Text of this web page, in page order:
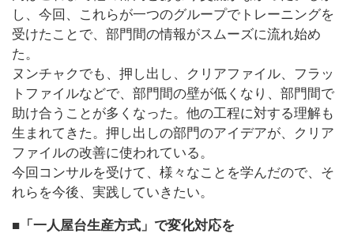
し、今回、これらが一つのグループでトレーニングを
受けたことで、部門間の情報がスムーズに流れ始め
た。
ヌンチャクでも、押し出し、クリアファイル、フラッ
トファイルなどで、部門間の壁が低くなり、部門間で
助け合うことが多くなった。他の工程に対する理解も
生まれてきた。押し出しの部門のアイデアが、クリア
ファイルの改善に使われている。
今回コンサルを受けて、様々なことを学んだので、そ
れらを今後、実践していきたい。
■「一人屋台生産方式」で変化対応を